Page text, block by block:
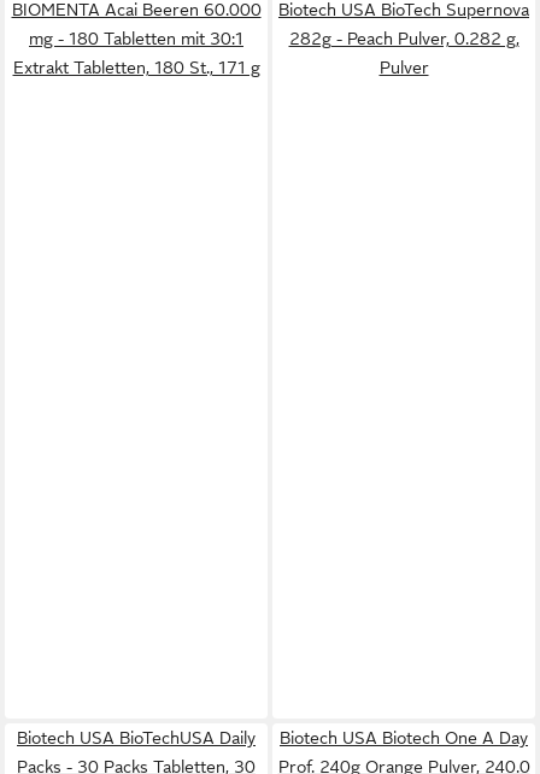
BIOMENTA Acai Beeren 60.000
mg - 180 Tabletten mit 30:1
Extrakt Tabletten, 180 St., 171 g
Biotech USA BioTech Supernova
282g - Peach Pulver, 0.282 g,
Pulver
Biotech USA BioTechUSA Daily
Packs - 30 Packs Tabletten, 30
Biotech USA Biotech One A Day
Prof. 240g Orange Pulver, 240.0